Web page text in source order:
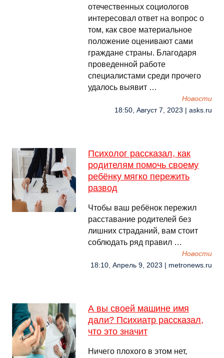
отечественных социологов
интересовал ответ на вопрос о
том, как свое материальное
положение оценивают сами
граждане страны. Благодаря
проведенной работе
специалистами среди прочего
удалось выявит …
Новости
18:50, Август 7, 2023 | asks.ru
Психолог рассказал, как
родителям помочь своему
ребёнку мягко пережить
развод
Чтобы ваш ребёнок пережил
расставание родителей без
лишних страданий, вам стоит
соблюдать ряд правил …
Новости
18:10, Апрель 9, 2023 | metronews.ru
А вы своей машине имя
дали? Психиатр рассказал,
что это значит
Ничего плохого в этом нет,